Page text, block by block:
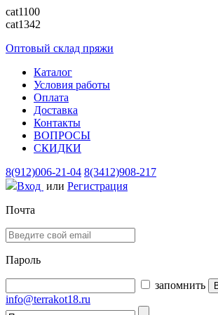
cat1100
cat1342
Оптовый склад пряжи
Каталог
Условия работы
Оплата
Доставка
Контакты
ВОПРОСЫ
СКИДКИ
8(912)006-21-04 8(3412)908-217
Вход или Регистрация
Почта
Пароль
запомнить
info@terrakot18.ru